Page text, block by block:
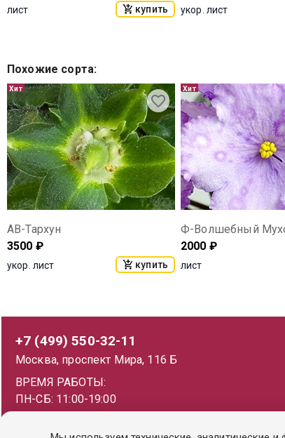
лист купить укор. лист
Похожие сорта:
Хит
АВ-Тархун
3500 ₽
укор. лист купить
Хит
Ф-Волшебный
2000 ₽
лист
+7 (499) 550-32-11
Москва, проспект Мира, 116 Б
ВРЕМЯ РАБОТЫ:
ПН-СБ: 11:00-19:00
ВС: 11:00-18:00